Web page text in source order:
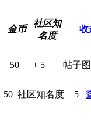
金币
社区知
名度
收
+ 50 + 5 帖子
50 社区知名度 + 5